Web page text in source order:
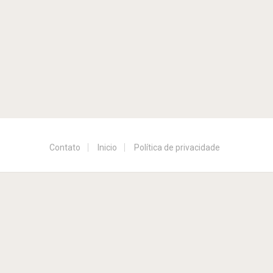
Contato Inicio Política de privacidade